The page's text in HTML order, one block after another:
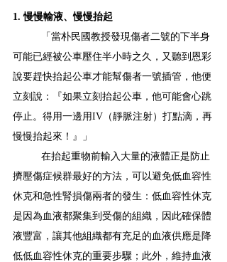
1. 慢慢輸液、慢慢抬起
「當朴民國教授發現傷者二號的下半身
可能已經被公車壓住半小時之久，又聽到恩彩
說要趕快抬起公車才能幫傷者一號插管，他便
立刻說：『如果立刻抬起公車，他可能會心跳
停止。得用一邊用IV（靜脈注射）打點滴，再
慢慢抬起來！』」
在抬起重物前輸入大量的液體正是防止
擠壓傷症候群最好的方法，可以避免低血容性
休克和急性腎損傷兩者的發生：低血容性休克
是因為血液都聚集到受傷的組織，因此確保體
液豐富，讓其他組織都有充足的血液供應是降
低低血容性休克的重要步驟；此外，維持血液